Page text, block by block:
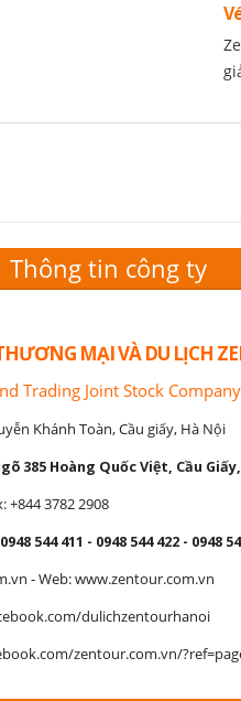
Thông tin công ty
MẠI VÀ DU LỊCH
Trading Joint Stock
Khánh Toàn, Cầu giấy, Hà Nội
385 Hoàng Quốc Việt, Cầu
+844 3782 2908
544 411 - 0948 544 422 - 0948
- Web: www.zentour.com.vn
dulichzentourhanoi
zentour.com.vn/